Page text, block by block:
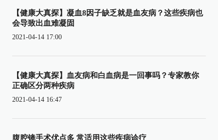
【健康大真探】凝血8因子缺乏就是血友病？这些疾病也
会导致出血难凝固
2021-04-14 17:00
【健康大真探】血友病和白血病是一回事吗？专家教你
正确区分两种疾病
2021-04-14 16:47
腹腔镜手术优点多 常适用这些疾病诊疗